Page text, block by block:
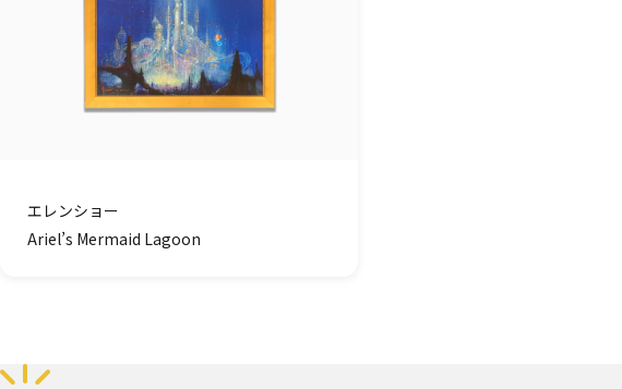
エレンショー
Ariel’s Mermaid Lagoon